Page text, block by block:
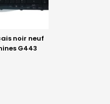
noir neuf
G443